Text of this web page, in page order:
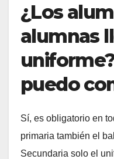
¿Los
alumnas
puedo
Sí, es obligatorio en
primaria también el
Secundaria solo el